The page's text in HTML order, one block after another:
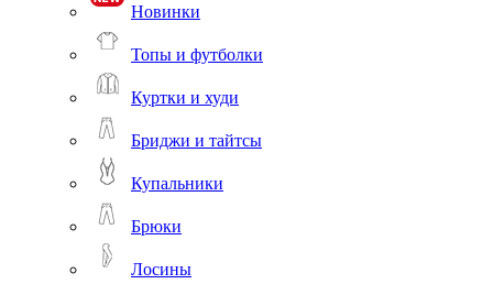
Новинки
Топы и футболки
Куртки и худи
Бриджи и тайтсы
Купальники
Брюки
Лосины